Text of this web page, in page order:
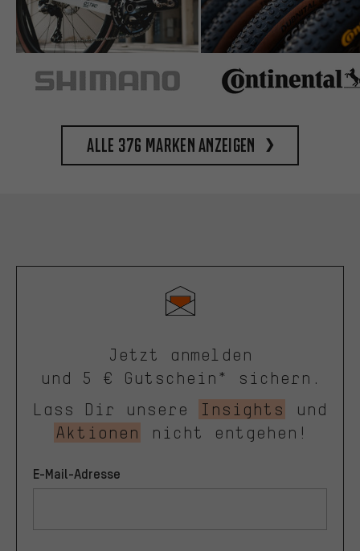
Alle 376 Marken anzeigen
Jetzt anmelden
und 5 € Gutschein* sichern.
Lass Dir unsere
Insights
und
Aktionen
nicht entgehen!
E-Mail-Adresse